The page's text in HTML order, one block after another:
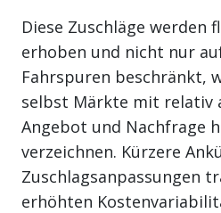
Diese Zuschläge werden
erhoben und nicht nur
Fahrspuren beschränkt,
selbst Märkte mit relativ
Angebot und Nachfrage
verzeichnen. Kürzere
Zuschlagsanpassungen
erhöhten